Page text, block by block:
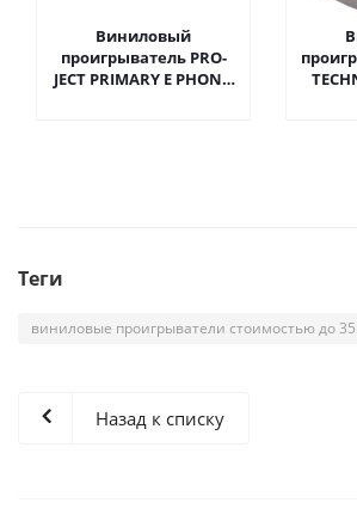
Виниловый
проигрыватель PRO-
JECT PRIMARY E PHONO
Теги
виниловые проигрыватели стоимостью до
Назад к списку